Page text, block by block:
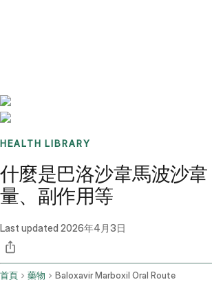
HEALTH LIBRARY
什麼是巴洛沙韋馬波沙韋
量、副作用等
Last updated 2026年4月3日
首頁 藥物 Baloxavir Marboxil Oral Route